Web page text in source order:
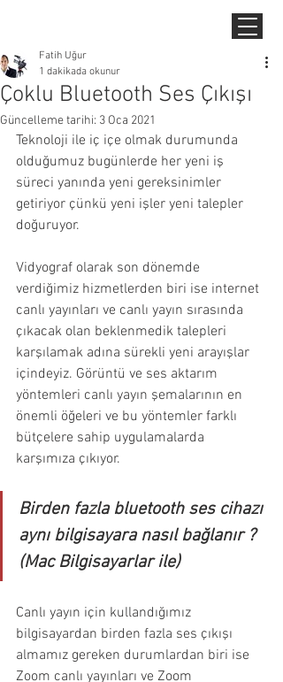
Çoklu Bluetooth Ses Çıkışı
Fatih Uğur
1 dakikada okunur
Güncelleme tarihi: 3 Oca 2021
Teknoloji ile iç içe olmak durumunda
olduğumuz bugünlerde her yeni iş
süreci yanında yeni gereksinimler
getiriyor çünkü yeni işler yeni talepler
doğuruyor.
Vidyograf olarak son dönemde
verdiğimiz hizmetlerden biri ise internet
canlı yayınları ve canlı yayın sırasında
çıkacak olan beklenmedik talepleri
karşılamak adına sürekli yeni arayışlar
içindeyiz. Görüntü ve ses aktarım
yöntemleri canlı yayın şemalarının en
önemli öğeleri ve bu yöntemler farklı
bütçelere sahip uygulamalarda
karşımıza çıkıyor.
Birden fazla bluetooth ses cihazı
aynı bilgisayara nasıl bağlanır ?
(Mac Bilgisayarlar ile)
Canlı yayın için kullandığımız
bilgisayardan birden fazla ses çıkışı
almamız gereken durumlardan biri ise
Zoom canlı yayınları ve Zoom